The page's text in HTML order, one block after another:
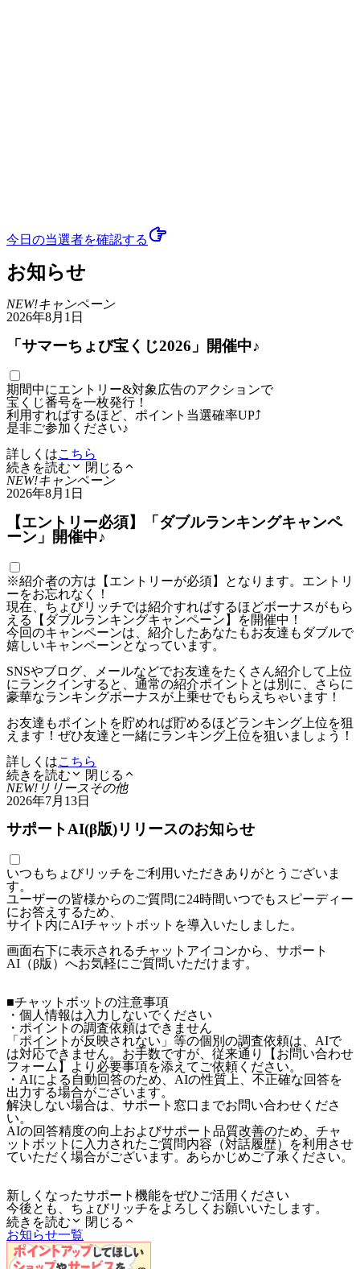
今日の当選者を確認する
お知らせ
NEW!キャンペーン
2026年8月1日
「サマーちょび宝くじ2026」開催中♪
期間中にエントリー&対象広告のアクションで
宝くじ番号を一枚発行！
利用すればするほど、ポイント当選確率UP⤴
是非ご参加ください♪
詳しくはこちら
続きを読む
閉じる
NEW!キャンペーン
2026年8月1日
【エントリー必須】「ダブルランキングキャンペ
ーン」開催中♪
※紹介者の方は【エントリーが必須】となります。エントリ
ーをお忘れなく！
現在、ちょびリッチでは紹介すればするほどボーナスがもら
える【ダブルランキングキャンペーン】を開催中！
今回のキャンペーンは、紹介したあなたもお友達もダブルで
嬉しいキャンペーンとなっています。
SNSやブログ、メールなどでお友達をたくさん紹介して上位
にランクインすると、通常の紹介ポイントとは別に、さらに
豪華なランキングボーナスが上乗せでもらえちゃいます！
お友達もポイントを貯めれば貯めるほどランキング上位を狙
えます！ぜひ友達と一緒にランキング上位を狙いましょう！
詳しくはこちら
続きを読む
閉じる
NEW! リリースその他
2026年7月13日
サポートAI(β版)リリースのお知らせ
いつもちょびリッチをご利用いただきありがとうございま
す。
ユーザーの皆様からのご質問に24時間いつでもスピーディー
にお答えするため、
サイト内にAIチャットボットを導入いたしました。
画面右下に表示されるチャットアイコンから、サポート
AI（β版）へお気軽にご質問いただけます。
■チャットボットの注意事項
・個人情報は入力しないでください
・ポイントの調査依頼はできません
「ポイントが反映されない」等の個別の調査依頼は、AIで
は対応できません。お手数ですが、従来通り【お問い合わせ
フォーム】より必要事項を添えてご依頼ください。
・AIによる自動回答のため、AIの性質上、不正確な回答を
出力する場合がございます。
解決しない場合は、サポート窓口までお問い合わせくださ
い。
AIの回答精度の向上およびサポート品質改善のため、チャ
ットボットに入力されたご質問内容（対話履歴）を利用させ
ていただく場合がございます。あらかじめご了承ください。
新しくなったサポート機能をぜひご活用ください
今後とも、ちょびリッチをよろしくお願いいたします。
続きを読む
閉じる
お知らせ一覧